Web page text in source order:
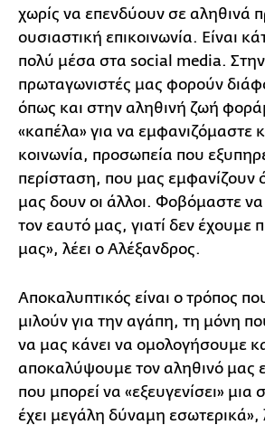
χωρίς να επενδύουν σε αληθινά
ουσιαστική επικοινωνία. Είναι
πολύ μέσα στα social media.
πρωταγωνιστές μας φορούν
όπως και στην αληθινή ζωή
«καπέλα» για να εμφανιζόμαστε
κοινωνία, προσωπεία που
περίσταση, που μας εμφανίζουν
μας δουν οι άλλοι. Φοβόμαστε
τον εαυτό μας, γιατί δεν έχουμε
μας», λέει ο Αλέξανδρος.
Αποκαλυπτικός είναι ο τρόπος
μιλούν για την αγάπη, τη μόνη
να μας κάνει να ομολογήσουμε
αποκαλύψουμε τον αληθινό μας
που μπορεί να «εξευγενίσει»
έχει μεγάλη δύναμη εσωτερικά»,